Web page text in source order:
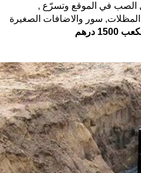
الصب في الموقع وتسرّع ,
سور والاضافات الصغيرة
درهم